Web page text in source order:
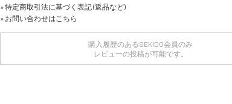
» 特定商取引法に基づく表記 (返品など)
» お問い合わせはこちら
購入履歴のあるSEKIDO会員のみ
レビューの投稿が可能です。